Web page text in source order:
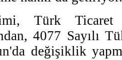
Türk
4077 Sayılı
değişiklik